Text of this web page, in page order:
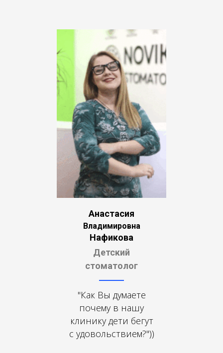
Анастасия
Владимировна
Нафикова
Детский
стоматолог
"Как Вы думаете
почему в нашу
клинику дети бегут
с удовольствием?"))